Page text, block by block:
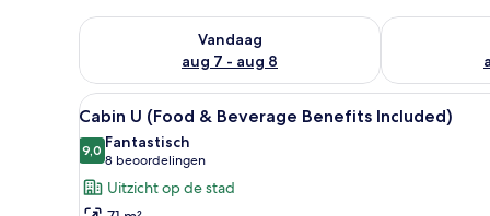
Vandaag
aug 7 - aug 8
De beschikbaarheid controleren voor vanavond aug
De
Alle
foto's
voor
Cabin
U
Een ronde tafel met twee
8
Cabin U (Food & Beverage Benefits Included)
9,09,0 van 10
Fantastisch
8 beoordelingen
(8
beoordelingen)
Uitzicht op de stad